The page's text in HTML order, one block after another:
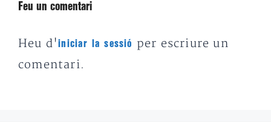
Feu un comentari
Heu d'iniciar la sessió
per escriure un
comentari.